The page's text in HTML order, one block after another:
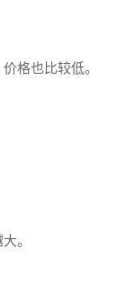
格也比较低。
。